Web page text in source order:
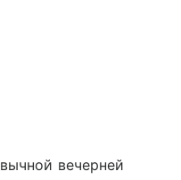
вечерней